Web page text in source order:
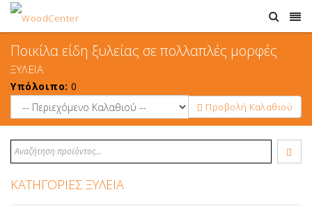
Ποικίλα είδη ξυλείας σε πολλαπλές μορφές
ΞΥΛΕΙΑ
Υπόλοιπο: 0
Προβολή Καλαθιού
ΚΑΤΗΓΟΡΙΕΣ ΞΥΛΕΙΑ